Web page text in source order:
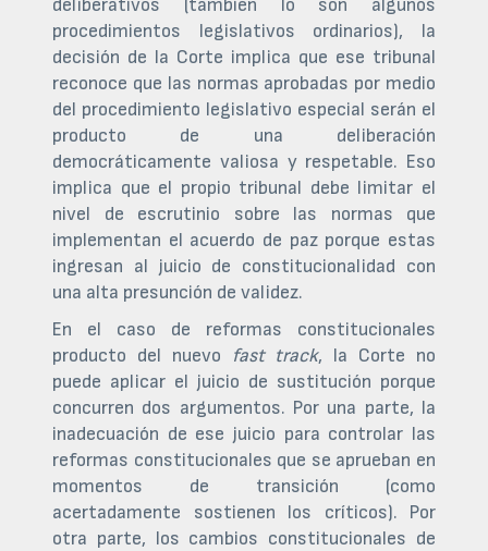
deliberativos (también lo son algunos
procedimientos legislativos ordinarios), la
decisión de la Corte implica que ese tribunal
reconoce que las normas aprobadas por medio
del procedimiento legislativo especial serán el
producto de una deliberación
democráticamente valiosa y respetable. Eso
implica que el propio tribunal debe limitar el
nivel de escrutinio sobre las normas que
implementan el acuerdo de paz porque estas
ingresan al juicio de constitucionalidad con
una alta presunción de validez.
En el caso de reformas constitucionales
producto del nuevo
fast track, la Corte no
puede aplicar el juicio de sustitución porque
concurren dos argumentos. Por una parte, la
inadecuación de ese juicio para controlar las
reformas constitucionales que se aprueban en
momentos de transición (como
acertadamente sostienen los críticos). Por
otra parte, los cambios constitucionales de